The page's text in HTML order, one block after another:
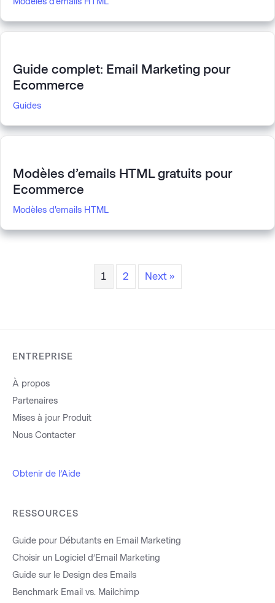
Guide complet: Email Marketing pour
Ecommerce
Guides
Modèles d’emails HTML gratuits pour
Ecommerce
Modèles d'emails HTML
1 2 Next »
ENTREPRISE
À propos
Partenaires
Mises à jour Produit
Nous Contacter
Obtenir de l’Aide
RESSOURCES
Guide pour Débutants en Email Marketing
Choisir un Logiciel d’Email Marketing
Guide sur le Design des Emails
Benchmark Email vs. Mailchimp